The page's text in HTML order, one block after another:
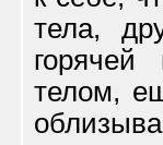
тела,
телом,